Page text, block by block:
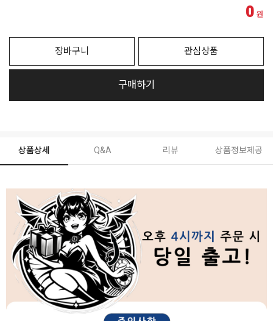
0 원
장바구니 관심상품
구매하기
상품상세 Q&A 리뷰 상품정보제공